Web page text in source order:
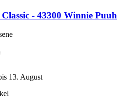
Classic -​ 43300 Winnie Puuh
13. August